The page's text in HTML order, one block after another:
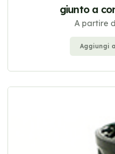
giunto a
A partire
Aggiungi